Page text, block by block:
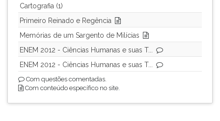
Cartografia (1)
Primeiro Reinado e Regência
Memórias de um Sargento de Milícias
ENEM 2012 - Ciências Humanas e suas T...
ENEM 2012 - Ciências Humanas e suas T...
Com questões comentadas.
Com conteúdo específico no site.